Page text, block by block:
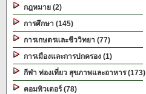
กฎหมาย (2)
การศึกษา (145)
การเกษตรและชีววิทยา (77)
การเมืองและการปกครอง (1)
กีฬา ท่องเที่ยว สุขภาพและอาหาร (173)
คอมพิวเตอร์ (78)